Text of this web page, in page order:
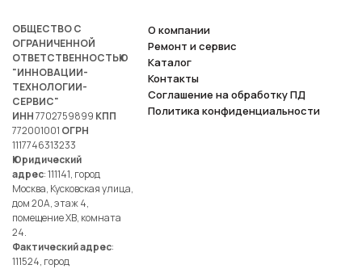
ОБЩЕСТВО С
ОГРАНИЧЕННОЙ
ОТВЕТСТВЕННОСТЬЮ
"ИННОВАЦИИ-
ТЕХНОЛОГИИ-
СЕРВИС"
ИНН7702759899 КПП
772001001 ОГРН
1117746313233
Юридический
адрес: 111141, город
Москва, Кусковская улица,
дом 20А, этаж 4,
помещение ХВ, комната
24.
Фактический адрес:
111524, город
О компании
Ремонт и сервис
Каталог
Контакты
Соглашение на обработку ПД
Политика конфиденциальности